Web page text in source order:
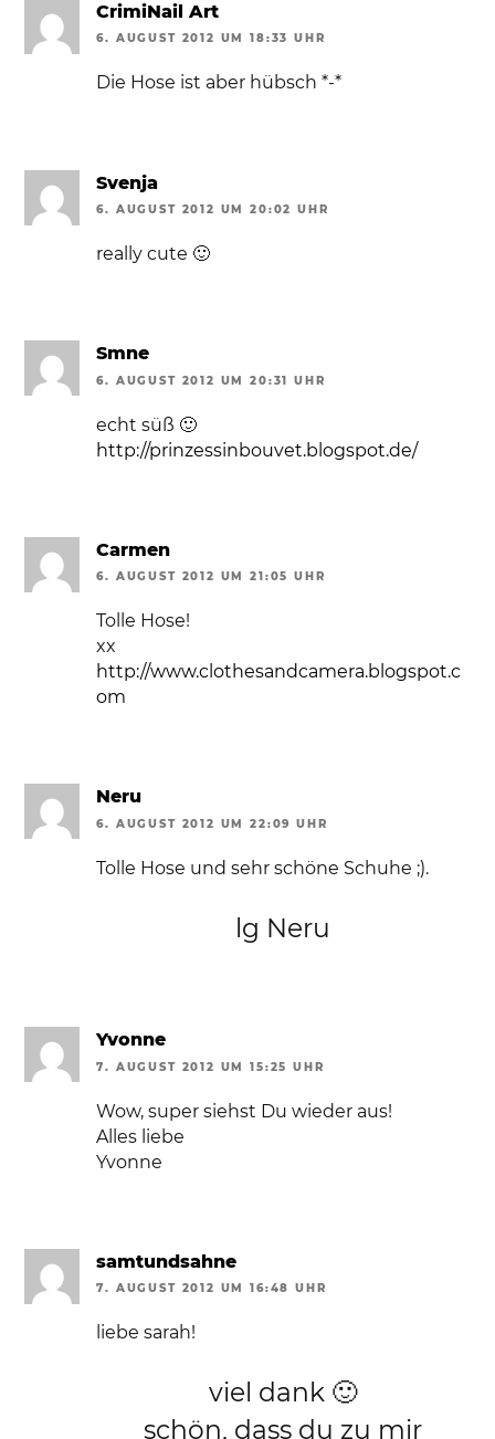
CrimiNail Art
6. AUGUST 2012 UM 18:33 UHR
Die Hose ist aber hübsch *-*
Svenja
6. AUGUST 2012 UM 20:02 UHR
really cute 🙂
Smne
6. AUGUST 2012 UM 20:31 UHR
echt süß 🙂
http://prinzessinbouvet.blogspot.de/
Carmen
6. AUGUST 2012 UM 21:05 UHR
Tolle Hose!
xx
http://www.clothesandcamera.blogspot.c
om
Neru
6. AUGUST 2012 UM 22:09 UHR
Tolle Hose und sehr schöne Schuhe ;).
lg Neru
Yvonne
7. AUGUST 2012 UM 15:25 UHR
Wow, super siehst Du wieder aus!
Alles liebe
Yvonne
samtundsahne
7. AUGUST 2012 UM 16:48 UHR
liebe sarah!
viel dank 🙂
schön, dass du zu mir